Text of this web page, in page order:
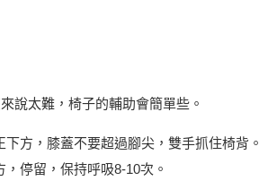
說太難，椅子的輔助會簡單些。
方，膝蓋不要超過腳尖，雙手抓住椅背。
停留，保持呼吸8-10次。